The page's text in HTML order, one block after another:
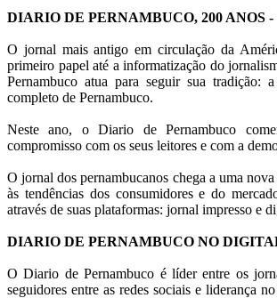
DIARIO DE PERNAMBUCO, 200
O jornal mais antigo em circulação da
primeiro papel até a informatização do
Pernambuco atua para seguir sua tradição:
completo de Pernambuco.
Neste ano, o Diario de Pernambuco
compromisso com os seus leitores e com a
O jornal dos pernambucanos chega a uma
às tendências dos consumidores e do
através de suas plataformas: jornal impresso e
DIARIO DE PERNAMBUCO NO
O Diario de Pernambuco é líder entre os
seguidores entre as redes sociais e liderança